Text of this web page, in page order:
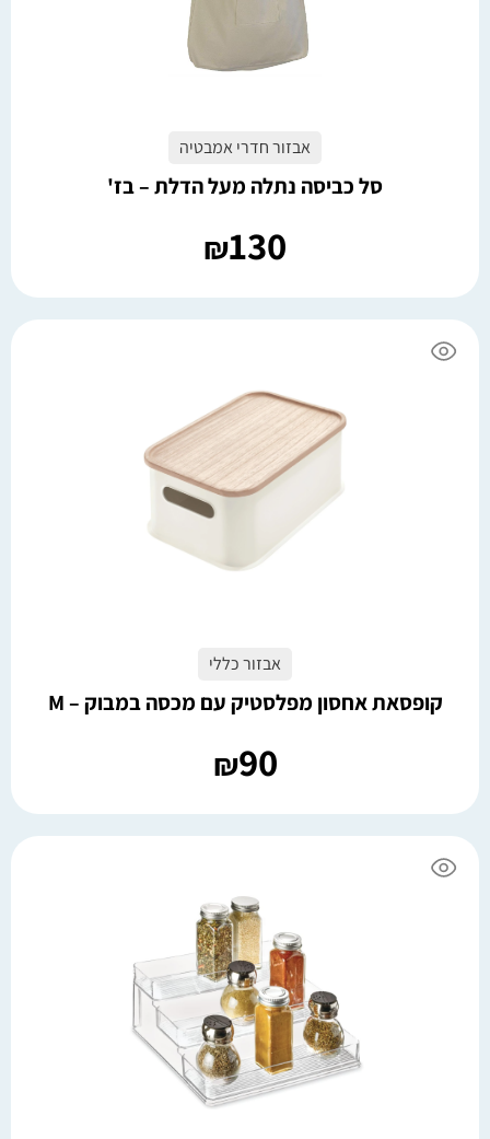
אבזור חדרי אמבטיה
סל כביסה נתלה מעל הדלת – בז'
₪130
אבזור כללי
קופסאת אחסון מפלסטיק עם מכסה במבוק – M
₪90